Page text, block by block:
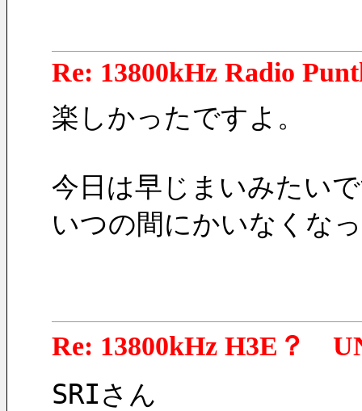
Re: 13800kHz Radio
楽しかったですよ。
今日は早じまいみたい
いつの間にかいなくな
Re: 13800kHz H3E？
SRIさん